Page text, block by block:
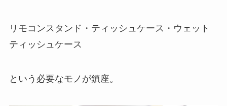
リモコンスタンド・ティッシュケース・ウェット
ティッシュケース
という必要なモノが鎮座。